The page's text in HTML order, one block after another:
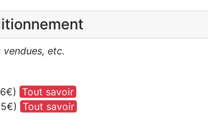
etc.
Tout savoir
Tout savoir